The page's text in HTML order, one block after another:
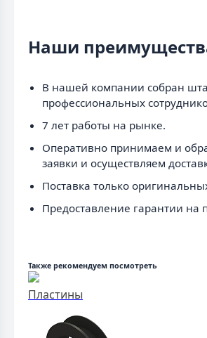
Наши
В нашей компании собран
профессиональных
7 лет работы на рынке.
Оперативно принимаем и
заявки и осуществляем
Поставка только
Предоставление гарантии на
Также рекомендуем посмотреть
Пластины